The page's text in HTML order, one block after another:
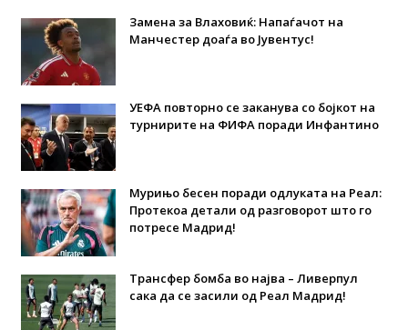
Замена за Влаховиќ: Напаѓачот на
Манчестер доаѓа во Јувентус!
УЕФА повторно се заканува со бојкот на
турнирите на ФИФА поради Инфантино
Мурињо бесен поради одлуката на Реал:
Протекоа детали од разговорот што го
потресе Мадрид!
Трансфер бомба во најва – Ливерпул
сака да се засили од Реал Мадрид!